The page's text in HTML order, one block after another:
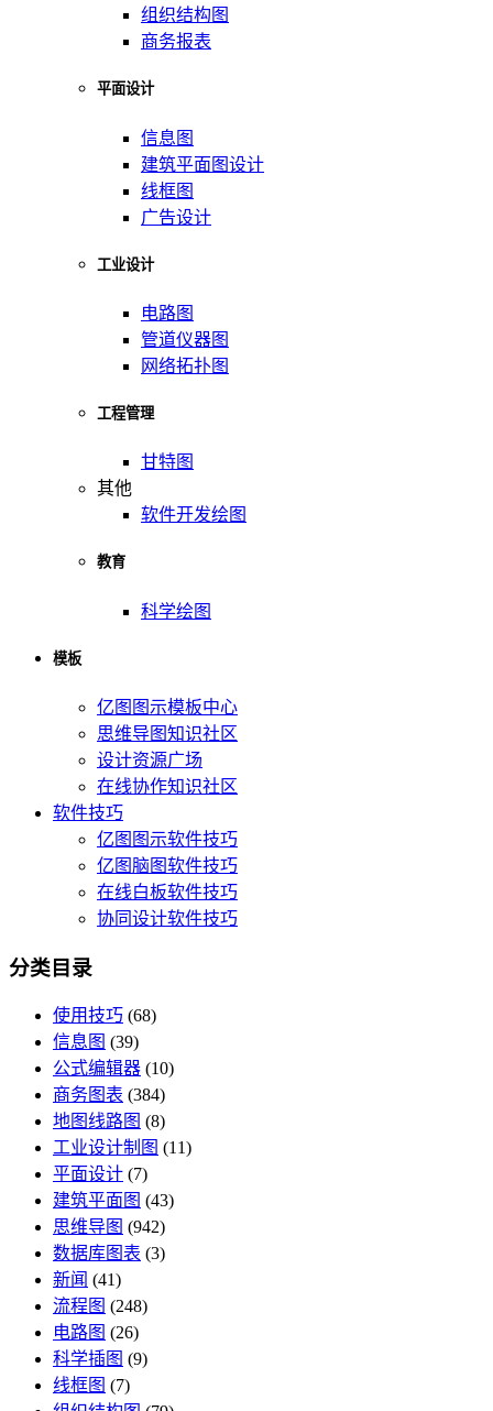
组织结构图
商务报表
平面设计
信息图
建筑平面图设计
线框图
广告设计
工业设计
电路图
管道仪器图
网络拓扑图
工程管理
甘特图
其他
软件开发绘图
教育
科学绘图
模板
亿图图示模板中心
思维导图知识社区
设计资源广场
在线协作知识社区
软件技巧
亿图图示软件技巧
亿图脑图软件技巧
在线白板软件技巧
协同设计软件技巧
分类目录
使用技巧 (68)
信息图 (39)
公式编辑器 (10)
商务图表 (384)
地图线路图 (8)
工业设计制图 (11)
平面设计 (7)
建筑平面图 (43)
思维导图 (942)
数据库图表 (3)
新闻 (41)
流程图 (248)
电路图 (26)
科学插图 (9)
线框图 (7)